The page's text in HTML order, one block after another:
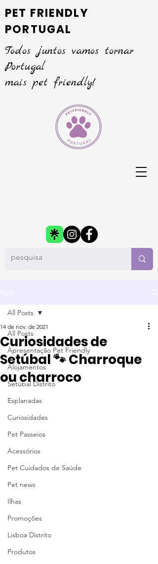
PET FRIENDLY
PORTUGAL
Todos juntos vamos tornar
Portugal
mais pet friendly!
All Posts
Apresentação Pet Friendly
Alojamentos
Setúbal Distrito
Esplanadas
Curiosidades
Pet Passeios
Acessórios
Pet Cuidados de Saúde
Pet news
Ilhas
Promoções
Lisboa Distrito
Produtos
All Posts
Curiosidades de
Setúbal 🐾 Charroque
ou charroco
14 de nov. de 2021